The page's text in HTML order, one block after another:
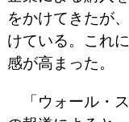
をかけてきたが
けている。これ
感が高まった。
「ウォール・